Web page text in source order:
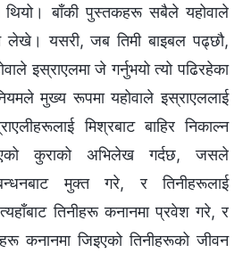
थियो। बाँकी पुस्तकहरू सबैले यहोवाले
लेखे। यसरी, जब तिमी बाइबल पढ्छौ,
इस्राएलमा जे गर्नुभयो त्यो पढिरहेका
मुख्य रूपमा यहोवाले इस्राएललाई
मिश्रबाट बाहिर निकाल्न
कुराको अभिलेख गर्दछ, जसले
मुक्त गरे, र तिनीहरूलाई
तिनीहरू कनानमा प्रवेश गरे, र
कनानमा जिइएको तिनीहरूको जीवन